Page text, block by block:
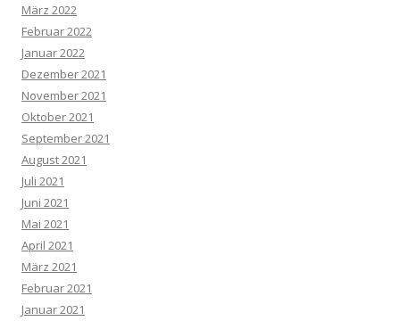
März 2022
Februar 2022
Januar 2022
Dezember 2021
November 2021
Oktober 2021
September 2021
August 2021
Juli 2021
Juni 2021
Mai 2021
April 2021
März 2021
Februar 2021
Januar 2021